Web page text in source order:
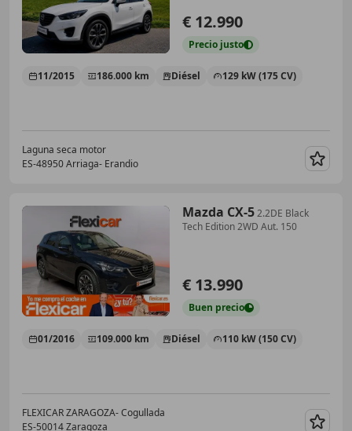
€ 12.990
Precio justo
11/2015 186.000 km Diésel 129 kW (175 CV)
Laguna seca motor
ES-48950 Arriaga- Erandio
Mazda CX-52.2DE Black
Tech Edition 2WD Aut. 150
€ 13.990
Buen precio
01/2016 109.000 km Diésel 110 kW (150 CV)
FLEXICAR ZARAGOZA- Cogullada
ES-50014 Zaragoza